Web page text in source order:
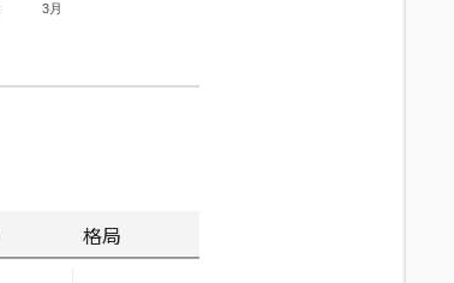
3月
格局